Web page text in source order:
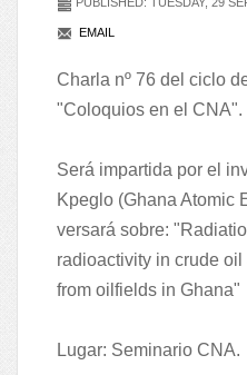
EMAIL
Charla nº 76 del ciclo
"Coloquios en el CNA".
Será impartida por el
Kpeglo (Ghana Atomic
versará sobre:
radioactivity in crude
from oilfields in Ghana"
Lugar: Seminario CNA.